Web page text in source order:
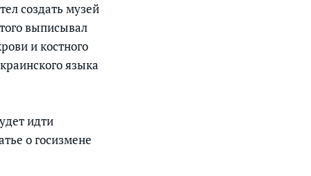
создать музей
выписывал
и костного
языка
идти
о госизмене